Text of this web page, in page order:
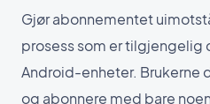
Gjør abonnementet
prosess som er tilgjengelig
Android-enheter. Brukerne
og abonnere med bare